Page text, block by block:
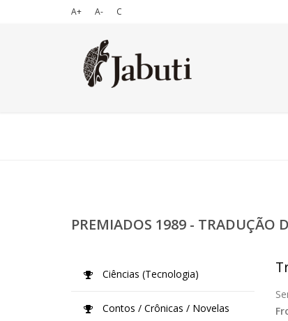
A+ A- C
PREMIADOS 1989 - TRADUÇÃO
Ciências (Tecnologia)
Contos / Crônicas / Novelas